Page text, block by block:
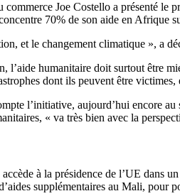
Joe Costello a présenté le
70% de son aide en Afrique
et le changement climatique », a
l’aide humanitaire doit surtout être
dont ils peuvent être victimes,
l’initiative, aujourd’hui encore
« va très bien avec la
à la présidence de l’UE dans
supplémentaires au Mali, pour